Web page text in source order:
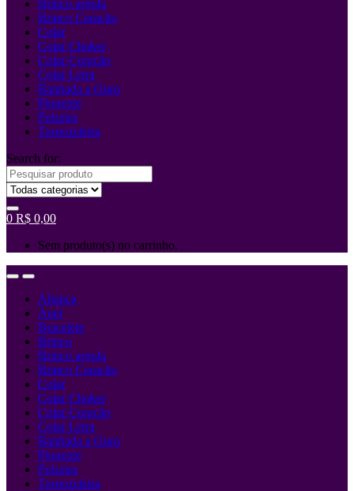
Brinco argola
Brinco Coração
Colar
Colar Choker
Colar Coração
Colar Letra
Banhada a Ouro
Pingente
Pulseira
Tornozeleira
Search for:
0 R$ 0,00
Sem produto(s) no carrinho.
Aliança
Anel
Bracelete
Brinco
Brinco argola
Brinco Coração
Colar
Colar Choker
Colar Coração
Colar Letra
Banhada a Ouro
Pingente
Pulseira
Tornozeleira